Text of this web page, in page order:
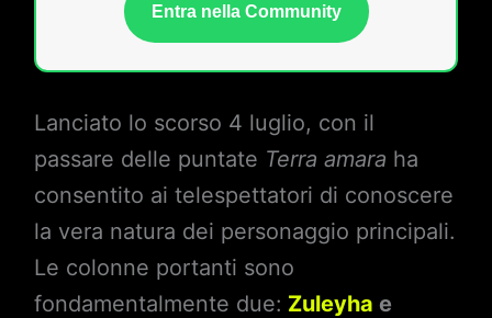
Entra nella Community
Lanciato lo scorso 4 luglio, con il
passare delle puntate Terra amara ha
consentito ai telespettatori di conoscere
la vera natura dei personaggio principali.
Le colonne portanti sono
fondamentalmente due: Zuleyha e